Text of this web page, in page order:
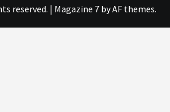
reserved. | Magazine 7by AF themes.